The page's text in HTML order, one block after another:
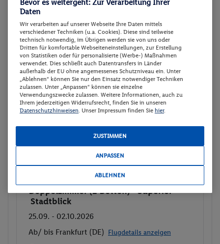
Ohne Verpflegung
Hotel-Transfer
Veranstalter:TUI Deutschland GmbH
Weitere Informationen des
Veranstalters
Buchen
29 weitere Angebote anzeigen
Doppelzimmer (2 Betten) - Superior -
Stadtblick
Zimmerdetails
Buchen
Doppelzimmer (2 Betten) - Superior -
Stadtblick
25.09. - 02.10.2026
Ab/ bis Frankfurt (DE) Flugdetails anzeigen
Bevor es weitergeht: Zur Verarbeitung Ihrer
Daten
Wir verarbeiten auf unserer Webseite Ihre Daten mittels
verschiedener Techniken (u.a. Cookies). Diese sind teilweise
technisch notwendig, im Übrigen werden sie von uns oder
Dritten für komfortable Webseiteneinstellungen, zur Erstellung
von Statistiken oder für personalisierte (Werbe-) Maßnahmen
verwendet. Dies schließt auch Datentransfers in Länder
außerhalb der EU ohne angemessenes Schutzniveau ein. Unter
„Ablehnen“ können Sie nur den Einsatz notwendiger Techniken
zulassen. Unter „Anpassen“ können sie einzelne
Verwendungszwecke zulassen. Weitere Informationen, auch zu
Ihrem jederzeitigen Widerrufsrecht, finden Sie in unseren
Datenschutzhinweisen. Unser Impressum finden Sie hier.
ZUSTIMMEN
ANPASSEN
ABLEHNEN